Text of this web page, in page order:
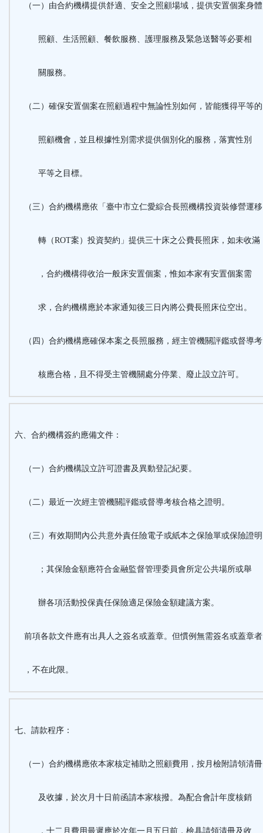
（一）由合約機構提供舒適、安全之照顧場域，提供安置個案身
照顧、生活照顧、餐飲服務、護理服務及緊急送醫等必要相
關服務。
（二）確保安置個案在照顧過程中無論性別如何，皆能獲得平等
照顧機會，並且根據性別需求提供個別化的服務，落實性別
平等之目標。
（三）合約機構應依「臺中市立仁愛綜合長照機構投資裝修營運
轉（ROT案）投資契約」提供三十床之公費長照床，如未收滿
，合約機構得收治一般床安置個案，惟如本家有安置個案需
求，合約機構應於本家通知後三日內將公費長照床位空出。
（四）合約機構應確保本案之長照服務，經主管機關評鑑或督導考
核應合格，且不得受主管機關處分停業、廢止設立許可。
六、合約機構簽約應備文件：
（一）合約機構設立許可證書及異動登記紀要。
（二）最近一次經主管機關評鑑或督導考核合格之證明。
（三）有效期間內公共意外責任險電子或紙本之保險單或保險證明
；其保險金額應符合金融監督管理委員會所定公共場所或舉
辦各項活動投保責任保險適足保險金額建議方案。
前項各款文件應有出具人之簽名或蓋章。但慣例無需簽名或蓋章
，不在此限。
七、請款程序：
（一）合約機構應依本家核定補助之照顧費用，按月檢附請領清冊
及收據，於次月十日前函請本家核撥。為配合會計年度核銷
，十二月費用最遲應於次年一月五日前，檢具請領清冊及收